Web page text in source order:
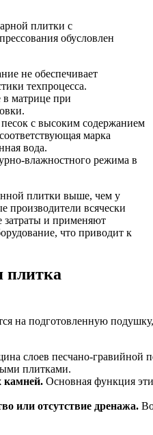
плитки с
обусловлен
не обеспечивает
техпроцесса.
в матрице при
с высоким содержанием
марка
вода.
влажностного режима в
плитки выше, чем у
производители всячески
и применяют
что приводит к
плитка
на подготовленную
слоев песчано-гравийной
плитками.
камней. Основная функция
или отсутствие дренажа.